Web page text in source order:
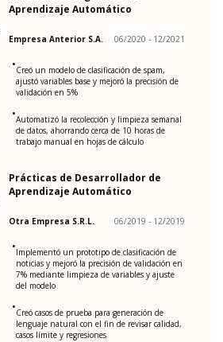
Aprendizaje Automático
Empresa Anterior S.A. 06/2020 - 12/2021
•Creó un modelo de clasificación de spam,
ajustó variables base y mejoró la precisión de
validación en 5%
•Automatizó la recolección y limpieza semanal
de datos, ahorrando cerca de 10 horas de
trabajo manual en hojas de cálculo
Prácticas de Desarrollador de
Aprendizaje Automático
Otra Empresa S.R.L. 06/2019 - 12/2019
•Implementó un prototipo de clasificación de
noticias y mejoró la precisión de validación en
7% mediante limpieza de variables y ajuste
del modelo
•Creó casos de prueba para generación de
lenguaje natural con el fin de revisar calidad,
casos límite y regresiones